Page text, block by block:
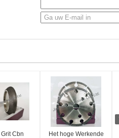
Cbn
Het hoge Werkende